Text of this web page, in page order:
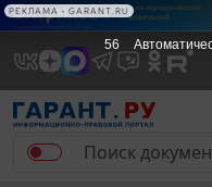
56
РЕКЛАМА • GARANT.RU